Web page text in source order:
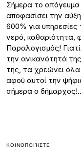
Σήμερα το απόγευμα
αποφασίσει την
600% για
νερό, καθαριότητα,
Παραλογισμός!
την ανικανότητά
της, τα χρεώνει
αφού αυτοί την
σήμερα ο
ΚΟΙΝΟΠΟΙΉΣΤΕ